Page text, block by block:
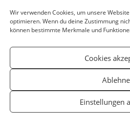
Wir verwenden Cookies, um unsere
optimieren. Wenn du deine Zustimmung
können bestimmte Merkmale und
Cookies
Einstellungen